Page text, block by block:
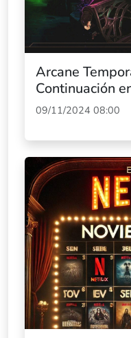
Arcane
Continuación
09/11/2024 08:00